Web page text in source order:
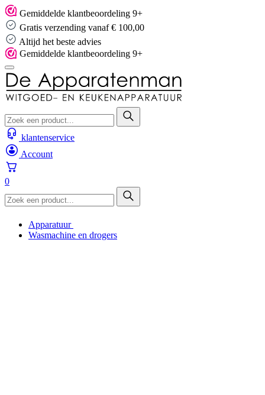
Skip
to
content
Gemiddelde klantbeoordeling 9+
Gratis verzending vanaf € 100,00
Altijd het beste advies
Gemiddelde klantbeoordeling 9+
klantenservice
Account
0
Apparatuur
Wasmachine en drogers